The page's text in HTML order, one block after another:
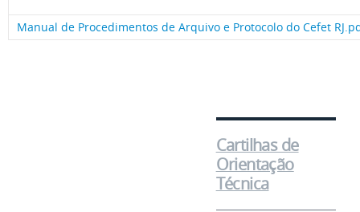
Manual de Procedimentos de Arquivo e Protocolo do Cefet
Cartilhas de
Orientação
Técnica